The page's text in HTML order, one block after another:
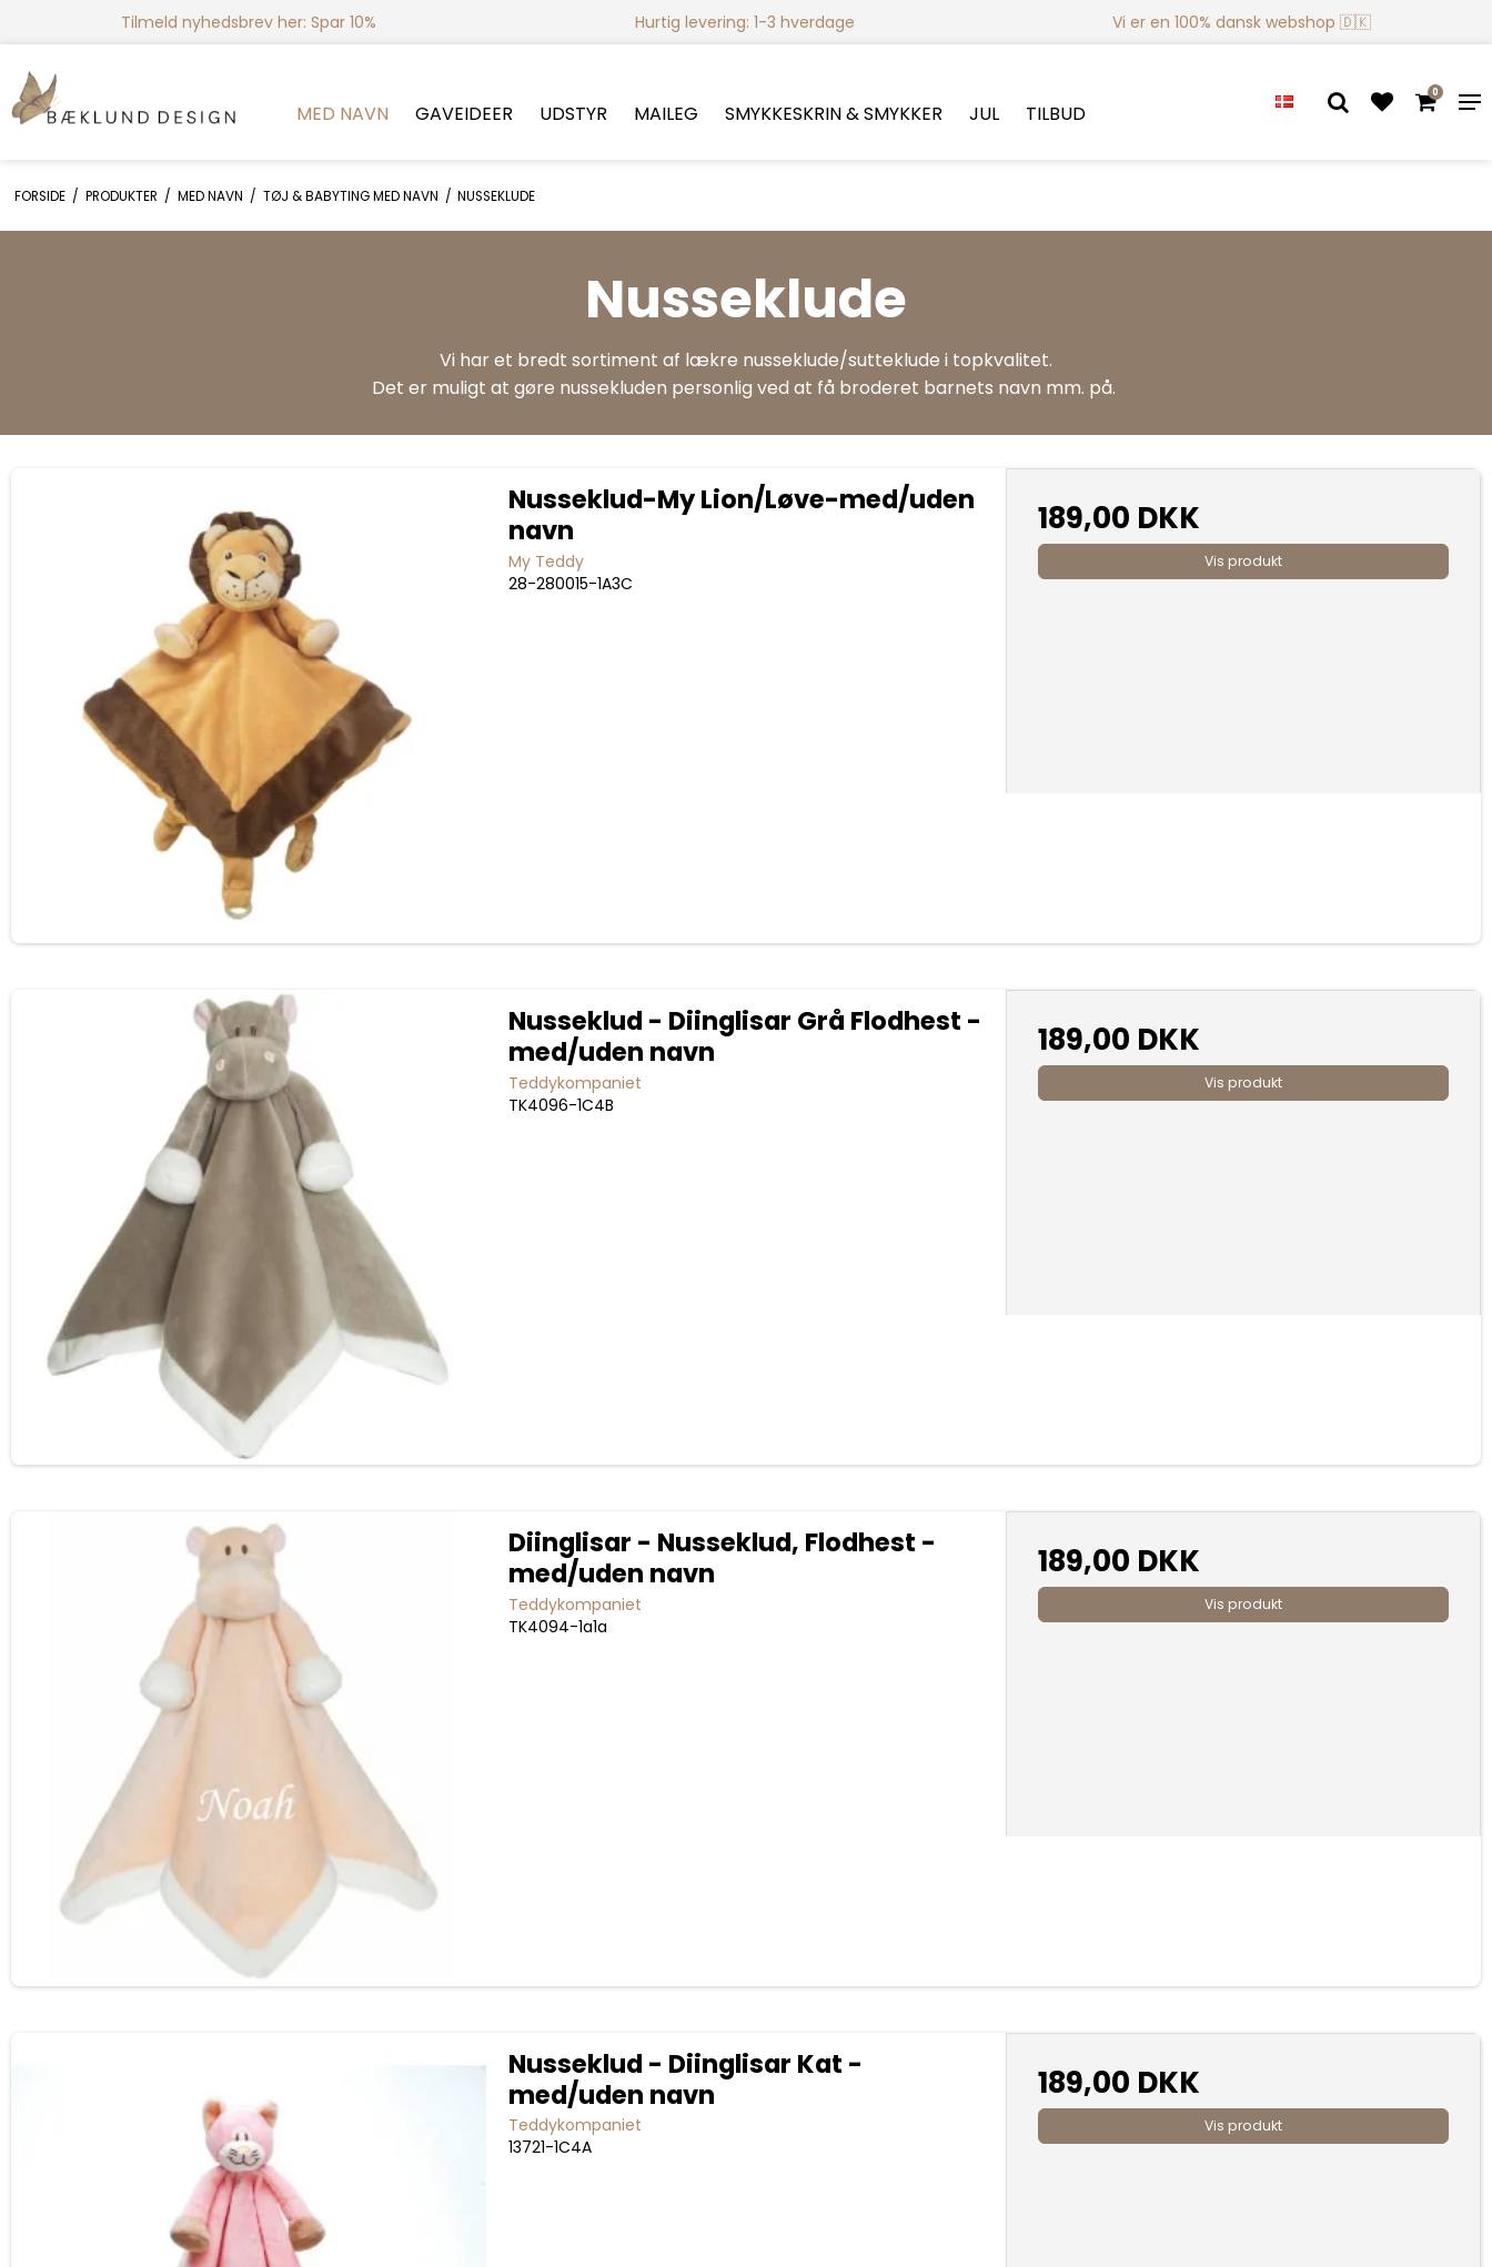
Tilmeld nyhedsbrev her: Spar 10% Hurtig levering: 1-3 hverdage Vi er en 100% dansk webshop 🇩🇰
MED NAVN GAVEIDEER UDSTYR MAILEG SMYKKESKRIN & SMYKKER JUL TILBUD
0
FORSIDE / PRODUKTER / MED NAVN / TØJ & BABYTING MED NAVN / NUSSEKLUDE
Nusseklude
Vi har et bredt sortiment af lækre nusseklude/sutteklude i topkvalitet.
Det er muligt at gøre nussekluden personlig ved at få broderet barnets navn mm. på.
Nusseklud-My Lion/Løve-med/uden
navn
My Teddy
28-280015-1A3C
189,00 DKK
Vis produkt
Nusseklud - Diinglisar Grå Flodhest -
med/uden navn
Teddykompaniet
TK4096-1C4B
189,00 DKK
Vis produkt
Diinglisar - Nusseklud, Flodhest -
med/uden navn
Teddykompaniet
TK4094-1a1a
189,00 DKK
Vis produkt
Nusseklud - Diinglisar Kat -
med/uden navn
Teddykompaniet
13721-1C4A
189,00 DKK
Vis produkt